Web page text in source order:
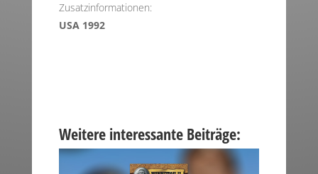
Zusatzinformationen:
USA 1992
Weitere interessante Beiträge: